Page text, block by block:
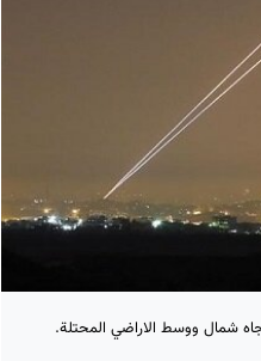
شمال ووسط الاراضي المحتلة.